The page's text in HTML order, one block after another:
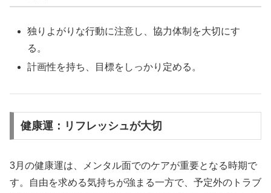
独りよがりな行動に注意し、協力体制を大切にす
る。
計画性を持ち、目標をしっかり定める。
健康運：リフレッシュが大切
3月の健康運は、メンタル面でのケアが重要となる時期で
す。自由を求める気持ちが強まる一方で、予定外のトラブ